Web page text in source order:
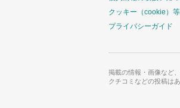
クッキー（cookie）
プライバシーガイド
掲載の情報・画像など
クチコミなどの投稿は